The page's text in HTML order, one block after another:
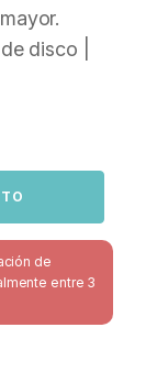
disco |
de
entre 3